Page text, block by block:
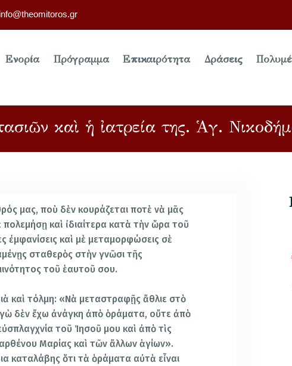
info@theomitoros.gr
Ενορία Πρόγραμμα Επικαιρότητα Δράσεις
καὶ ἡ ἰατρεία της. Ἁγ.
μας, ποὺ δὲν κουράζεται ποτὲ νὰ μᾶς
καὶ ἰδιαίτερα κατὰ τὴν ὥρα τοῦ
ἐμφανίσεις καὶ μὲ μεταμορφώσεις σὲ
σταθερὸς στὴν γνῶσι τῆς
τοῦ ἑαυτοῦ σου.
καὶ τόλμη: «Νὰ μεταστραφῇς ἄθλιε στὸ
δὲν ἔχω ἀνάγκη ἀπὸ ὁράματα, οὔτε ἀπὸ
τοῦ Ἰησοῦ μου καὶ ἀπὸ τὶς
Μαρίας καὶ τῶν ἄλλων ἁγίων».
καταλάβης ὅτι τὰ ὁράματα αὐτὰ εἶναι